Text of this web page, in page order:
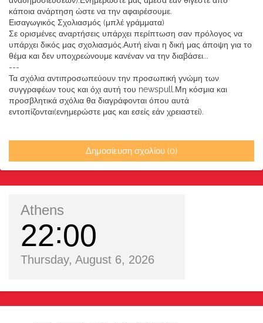
κάποια ανάρτηση ώστε να την αφαιρέσουμε.
Εισαγωγικός Σχολιασμός (μπλέ γράμματα)
Σε ορισμένες αναρτήσεις υπάρχει περίπτωση σαν πρόλογος να
υπάρχει δικός μας σχολιασμός.Αυτή είναι η δική μας άποψη για το
θέμα και δεν υποχρεώνουμε κανέναν να την διαβάσει...
---
Τα σχόλια αντιπροσωπεύουν την προσωπική γνώμη των
συγγραφέων τους και όχι αυτή του newspull.Μη κόσμια και
προσβλητικά σχόλια θα διαγράφονται όπου αυτά
εντοπίζονται(ενημερώστε μας και εσείς εάν χρειαστεί).
Δημοσίευση σχολίου (0)
Athens
22 00
Thursday, August 6, 2026